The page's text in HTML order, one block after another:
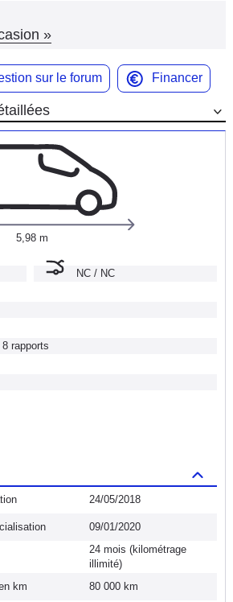
»
sur le forum Financer
5,98 m
NC / NC
rapports
24/05/2018
09/01/2020
24 mois (kilométrage
illimité)
km
80 000 km